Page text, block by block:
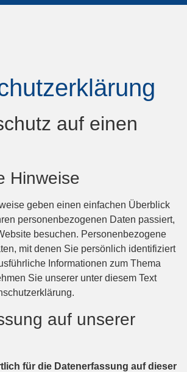
auf einen
Hinweise
geben einen einfachen Überblick
personenbezogenen Daten passiert,
besuchen. Personenbezogene
mit denen Sie persönlich identifiziert
Informationen zum Thema
Sie unserer unter diesem Text
auf unserer
für die Datenerfassung auf dieser